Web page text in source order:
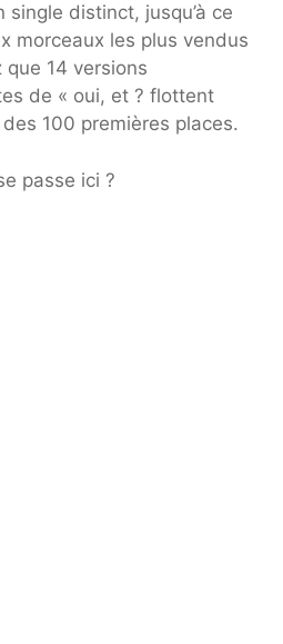
single distinct, jusqu’à ce
morceaux les plus vendus
14 versions
de « oui, et ? flottent
100 premières places.
passe ici ?